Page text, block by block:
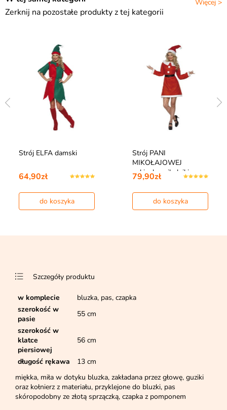
Więcej >
Zerknij na pozostałe produkty z tej kategorii
Strój ELFA damski
64,90zł
do koszyka
Strój PANI
MIKOŁAJOWEJ
sukienka mikołajki
79,90zł
do koszyka
Szczegóły produktu
w komplecie
bluzka, pas, czapka
szerokość w
pasie
55 cm
szerokość w
klatce
piersiowej
56 cm
długość rękawa
13 cm
miękka, miła w dotyku bluzka, zakładana przez głowę, guziki
oraz kołnierz z materiału, przyklejone do bluzki, pas
skóropodobny ze złotą sprzączką, czapka z pomponem